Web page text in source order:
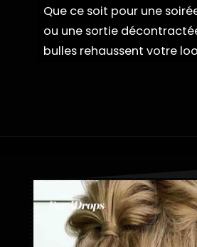
Que ce soit pour une
ou une sortie
bulles rehaussent votre
Que ce soit pour une
ou une sortie
bulles rehaussent votre